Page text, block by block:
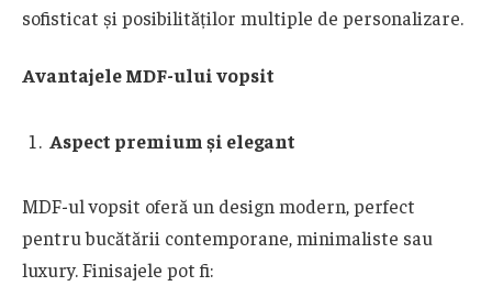
sofisticat și posibilităților multiple de personalizare.
Avantajele MDF-ului vopsit
Aspect premium și elegant
MDF-ul vopsit oferă un design modern, perfect
pentru bucătării contemporane, minimaliste sau
luxury. Finisajele pot fi: